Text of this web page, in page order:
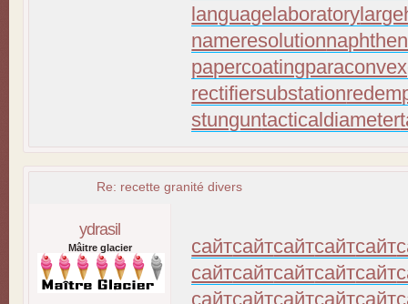
languagelaboratory
nameresolution
papercoating
rectifiersubstation
stunguntacticaldiameter
Re: recette granité divers
ydrasil
Mâitre glacier сайтсайтсайтсайтсайт
сайтсайтсайтсайтсайт
сайтсайтсайтсайтсайт